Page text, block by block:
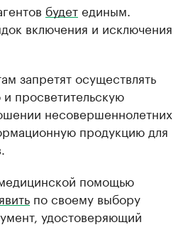
будетединым.
включения и исключения
запретят осуществлять
просветительскую
несовершеннолетних
продукцию для
помощью
по своему выбору
удостоверяющий